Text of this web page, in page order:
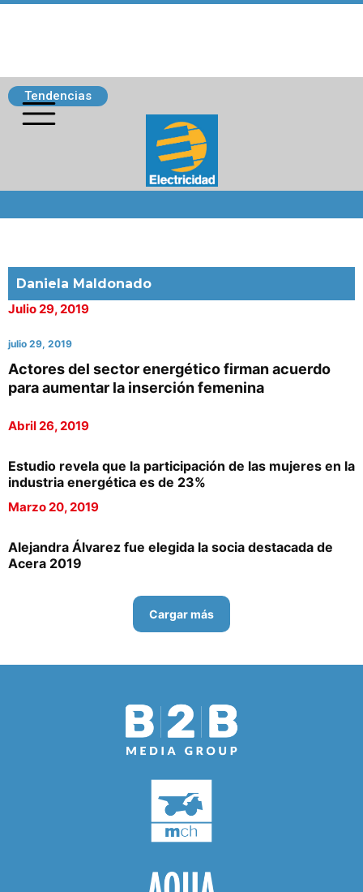
Tendencias
Daniela Maldonado
Julio 29, 2019
julio 29, 2019
Actores del sector energético firman acuerdo
para aumentar la inserción femenina
Abril 26, 2019
Estudio revela que la participación de las mujeres en la
industria energética es de 23%
Marzo 20, 2019
Alejandra Álvarez fue elegida la socia destacada de
Acera 2019
Cargar más